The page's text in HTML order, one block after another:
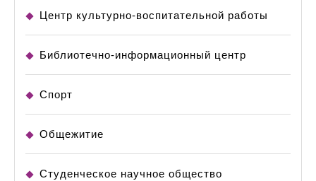
Центр культурно-воспитательной работы
Библиотечно-информационный центр
Спорт
Общежитие
Студенческое научное общество